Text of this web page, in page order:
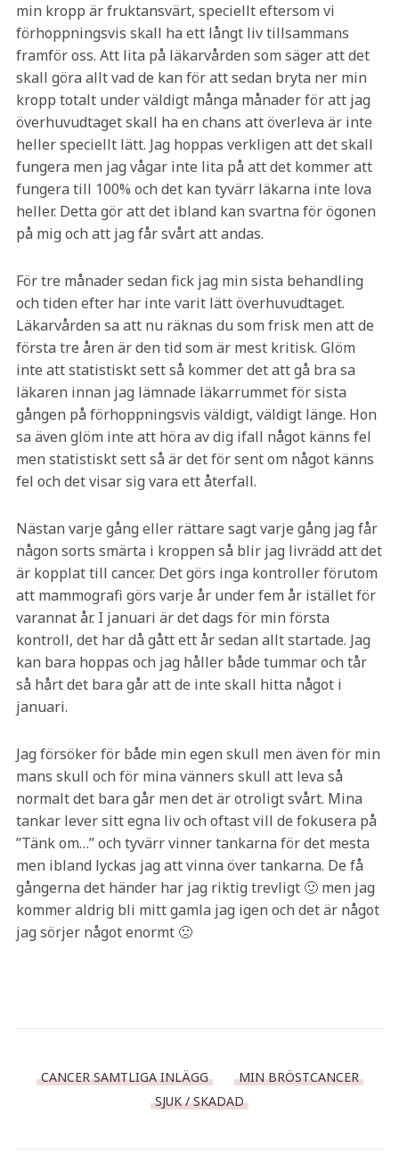
min kropp är fruktansvärt, speciellt eftersom vi
förhoppningsvis skall ha ett långt liv tillsammans
framför oss. Att lita på läkarvården som säger att det
skall göra allt vad de kan för att sedan bryta ner min
kropp totalt under väldigt många månader för att jag
överhuvudtaget skall ha en chans att överleva är inte
heller speciellt lätt. Jag hoppas verkligen att det skall
fungera men jag vågar inte lita på att det kommer att
fungera till 100% och det kan tyvärr läkarna inte lova
heller. Detta gör att det ibland kan svartna för ögonen
på mig och att jag får svårt att andas.
För tre månader sedan fick jag min sista behandling
och tiden efter har inte varit lätt överhuvudtaget.
Läkarvården sa att nu räknas du som frisk men att de
första tre åren är den tid som är mest kritisk. Glöm
inte att statistiskt sett så kommer det att gå bra sa
läkaren innan jag lämnade läkarrummet för sista
gången på förhoppningsvis väldigt, väldigt länge. Hon
sa även glöm inte att höra av dig ifall något känns fel
men statistiskt sett så är det för sent om något känns
fel och det visar sig vara ett återfall.
Nästan varje gång eller rättare sagt varje gång jag får
någon sorts smärta i kroppen så blir jag livrädd att det
är kopplat till cancer. Det görs inga kontroller förutom
att mammografi görs varje år under fem år istället för
varannat år. I januari är det dags för min första
kontroll, det har då gått ett år sedan allt startade. Jag
kan bara hoppas och jag håller både tummar och tår
så hårt det bara går att de inte skall hitta något i
januari.
Jag försöker för både min egen skull men även för min
mans skull och för mina vänners skull att leva så
normalt det bara går men det är otroligt svårt. Mina
tankar lever sitt egna liv och oftast vill de fokusera på
”Tänk om…” och tyvärr vinner tankarna för det mesta
men ibland lyckas jag att vinna över tankarna. De få
gångerna det händer har jag riktig trevligt 🙂 men jag
kommer aldrig bli mitt gamla jag igen och det är något
jag sörjer något enormt 🙁
CANCER SAMTLIGA INLÄGG
MIN BRÖSTCANCER
SJUK / SKADAD